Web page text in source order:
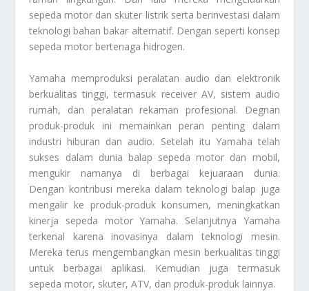
sepeda motor dan skuter listrik serta berinvestasi dalam
teknologi bahan bakar alternatif. Dengan seperti konsep
sepeda motor bertenaga hidrogen.
Yamaha memproduksi peralatan audio dan elektronik
berkualitas tinggi, termasuk receiver AV, sistem audio
rumah, dan peralatan rekaman profesional. Degnan
produk-produk ini memainkan peran penting dalam
industri hiburan dan audio. Setelah itu Yamaha telah
sukses dalam dunia balap sepeda motor dan mobil,
mengukir namanya di berbagai kejuaraan dunia.
Dengan kontribusi mereka dalam teknologi balap juga
mengalir ke produk-produk konsumen, meningkatkan
kinerja sepeda motor Yamaha. Selanjutnya Yamaha
terkenal karena inovasinya dalam teknologi mesin.
Mereka terus mengembangkan mesin berkualitas tinggi
untuk berbagai aplikasi. Kemudian juga termasuk
sepeda motor, skuter, ATV, dan produk-produk lainnya.